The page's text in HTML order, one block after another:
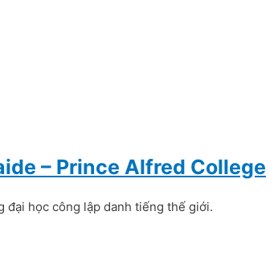
– Prince Alfred College
đại học công lập danh tiếng thế giới.